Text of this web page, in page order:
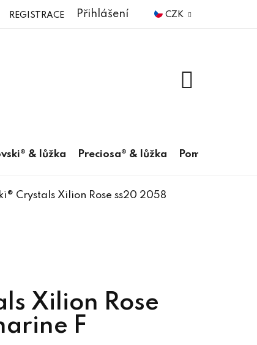
CZK
Přihlášení
REGISTRACE
& lůžka Preciosa® & lůžka Pomůcky
Crystals Xilion Rose ss20 2058
Xilion Rose
F